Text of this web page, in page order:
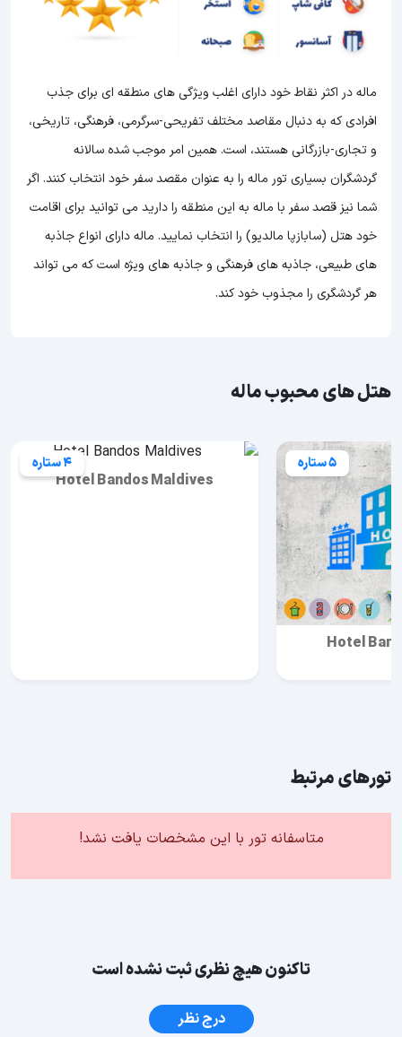
ماله در اکثر نقاط خود دارای اغلب ویژگی های منطقه ای برای جذب
افرادی که به دنبال مقاصد مختلف تفریحی-سرگرمی، فرهنگی، تاریخی،
و تجاری-بازرگانی هستند، است. همین امر موجب شده سالانه
گردشگران بسیاری تور ماله را به عنوان مقصد سفر خود انتخاب کنند. اگر
شما نیز قصد سفر با ماله به این منطقه را دارید می توانید برای اقامت
خود هتل (سابازپا مالدیو) را انتخاب نمایید. ماله دارای انواع جاذبه
های طبیعی، جاذبه های فرهنگی و جاذبه های ویژه است که می تواند
هر گردشگری را مجذوب خود کند.
هتل های محبوب ماله
5 ستاره
Hotel
4 ستاره
Hotel Bandos Maldives
تورهای مرتبط
متاسفانه تور با این مشخصات یافت نشد!
تاکنون هیچ نظری ثبت نشده است
درج نظر